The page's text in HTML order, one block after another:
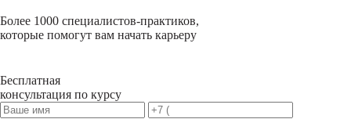
Более 1000 специалистов-практиков,
которые помогут вам начать карьеру
Бесплатная
консультация по курсу